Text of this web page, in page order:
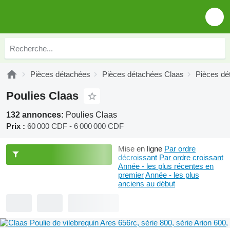
Pièces détachées Pièces détachées Claas Pièces
Poulies Claas
132 annonces: Poulies Claas
Prix : 60 000 CDF - 6 000 000 CDF
Mise en ligne Par ordre
décroissant Par ordre croissant
Année - les plus récentes en
premierAnnée - les plus
anciens au début